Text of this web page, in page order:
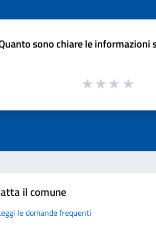
sono chiare le informazioni
il comune
le domande frequenti